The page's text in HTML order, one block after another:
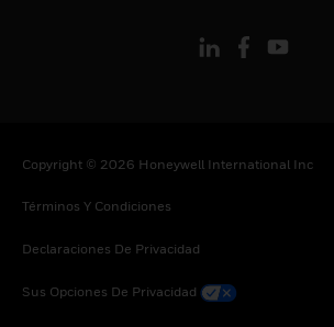
Copyright © 2026 Honeywell International Inc
Términos Y Condiciones
Declaraciones De Privacidad
Sus Opciones De Privacidad